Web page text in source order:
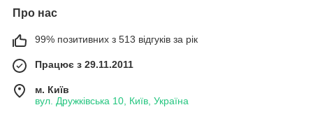
Про нас
99% позитивних з 513 відгуків за рік
Працює з 29.11.2011
м. Київ
вул. Дружківська 10, Київ, Україна